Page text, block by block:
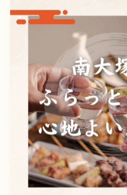
一覧に戻
関連
#南大塚 #リ
カテゴリー